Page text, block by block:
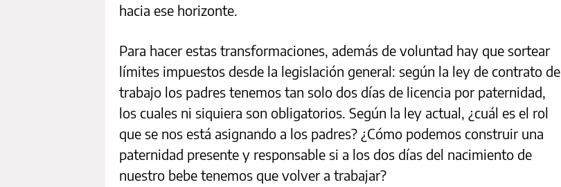
hacia ese horizonte.
Para hacer estas transformaciones, además de voluntad hay que sortear
límites impuestos desde la legislación general: según la ley de contrato de
trabajo los padres tenemos tan solo dos días de licencia por paternidad,
los cuales ni siquiera son obligatorios. Según la ley actual, ¿cuál es el rol
que se nos está asignando a los padres? ¿Cómo podemos construir una
paternidad presente y responsable si a los dos días del nacimiento de
nuestro bebe tenemos que volver a trabajar?